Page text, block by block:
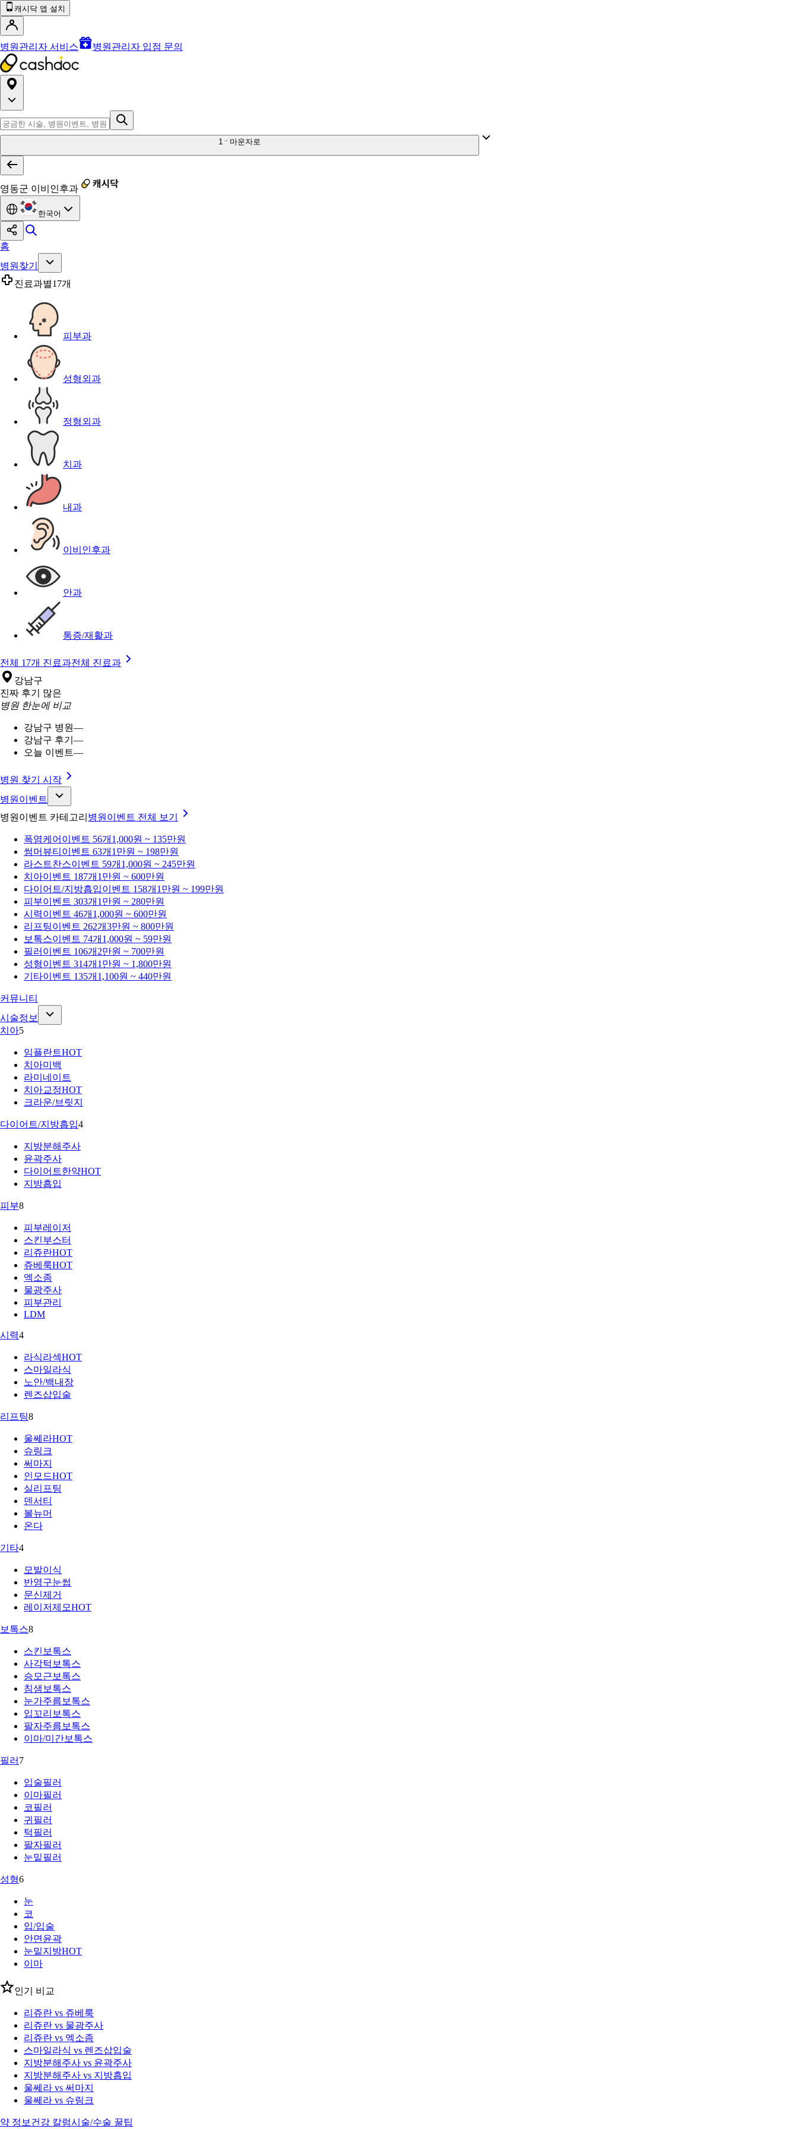
캐시닥 앱 설치
병원관리자 서비스 병원관리자 입점 문의
1 마운자로
영동군 이비인후과
한국어
홈
병원찾기
진료과별17개
피부과
성형외과
정형외과
치과
내과
이비인후과
안과
통증/재활과
전체 17개 진료과전체 진료과
강남구
진짜 후기 많은
병원 한눈에 비교
강남구 병원—
강남구 후기 —
오늘 이벤트—
병원 찾기 시작
병원이벤트
병원이벤트 카테고리 병원이벤트 전체 보기
폭염케어 이벤트 56개 1,000원 ~ 135만원
썸머뷰티 이벤트 63개 1만원 ~ 198만원
라스트찬스이벤트 59개 1,000원 ~ 245만원
치아이벤트 187개 1만원 ~ 600만원
다이어트/지방흡입이벤트 158개 1만원 ~ 199만원
피부이벤트 303개 1만원 ~ 280만원
시력이벤트 46개 1,000원 ~ 600만원
리프팅이벤트 262개3만원 ~ 800만원
보톡스이벤트 74개 1,000원 ~ 59만원
필러 이벤트 106개 2만원 ~ 700만원
성형이벤트 314개 1만원 ~ 1,800만원
기타이벤트 135개 1,100원 ~ 440만원
커뮤니티
시술정보
치아5
임플란트HOT
치아미백
라미네이트
치아교정HOT
크라운/브릿지
다이어트/지방흡입4
지방분해주사
윤곽주사
다이어트한약HOT
지방흡입
피부8
피부레이저
스킨부스터
리쥬란HOT
쥬베룩HOT
엑소좀
물광주사
피부관리
LDM
시력4
라식라섹HOT
스마일라식
노안/백내장
렌즈삽입술
리프팅8
울쎄라HOT
슈링크
써마지
인모드HOT
실리프팅
덴서티
볼뉴머
온다
기타4
모발이식
반영구눈썹
문신제거
레이저제모HOT
보톡스8
스킨보톡스
사각턱보톡스
승모근보톡스
침샘보톡스
눈가주름보톡스
입꼬리보톡스
팔자주름보톡스
이마/미간보톡스
필러 7
입술필러
이마필러
코필러
귀필러
턱필러
팔자필러
눈밑필러
성형6
눈
코
입/입술
안면윤곽
눈밑지방HOT
이마
인기 비교
리쥬란 vs 쥬베룩
리쥬란 vs 물광주사
리쥬란 vs 엑소좀
스마일라식 vs 렌즈삽입술
지방분해주사 vs 윤곽주사
지방분해주사 vs 지방흡입
울쎄라 vs 써마지
울쎄라 vs 슈링크
약 정보 건강 칼럼시술/수술 꿀팁